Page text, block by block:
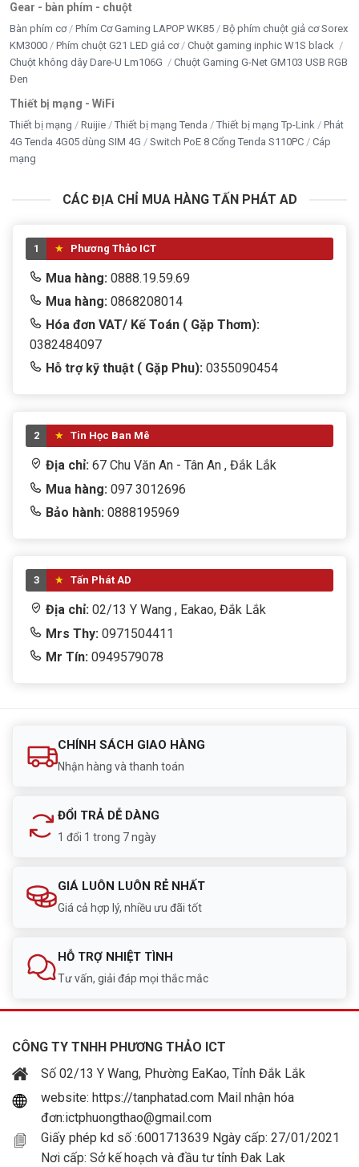
Gear - bàn phím - chuột
Bàn phím cơ Phím Cơ Gaming LAPOP WK85
Bộ phím chuột giả cơ Sorex
KM3000
Phím chuột G21 LED giả cơ
Chuột gaming inphic W1S black
Chuột không dây Dare-U Lm106G
Chuột Gaming G-Net GM103 USB RGB
Đen
Thiết bị mạng - WiFi
Thiết bị mạng Ruijie Thiết bị mạng Tenda Thiết bị mạng Tp-Link
Phát
4G Tenda 4G05 dùng SIM 4G
Switch PoE 8 Cổng Tenda S110PC
Cáp
mạng
CÁC ĐỊA CHỈ MUA HÀNG TẤN PHÁT AD
1 Phương Thảo ICT
Mua hàng: 0888.19.59.69
Mua hàng: 0868208014
Hóa đơn VAT/ Kế Toán ( Gặp Thơm):
0382484097
Hỗ trợ kỹ thuật ( Gặp Phu): 0355090454
2 Tin Học Ban Mê
Địa chỉ: 67 Chu Văn An - Tân An , Đắk Lắk
Mua hàng: 097 3012696
Bảo hành: 0888195969
3 Tấn Phát AD
Địa chỉ: 02/13 Y Wang , Eakao, Đắk Lắk
Mrs Thy: 0971504411
Mr Tín: 0949579078
CHÍNH SÁCH GIAO HÀNG
Nhận hàng và thanh toán
ĐỔI TRẢ DỄ DÀNG
1 đổi 1 trong 7 ngày
GIÁ LUÔN LUÔN RẺ NHẤT
Giá cả hợp lý, nhiều ưu đãi tốt
HỖ TRỢ NHIỆT TÌNH
Tư vấn, giải đáp mọi thắc mắc
CÔNG TY TNHH PHƯƠNG THẢO ICT
Số 02/13 Y Wang, Phường EaKao, Tỉnh Đắk Lắk
website: https://tanphatad.com Mail nhận hóa
đơn:ictphuongthao@gmail.com
Giấy phép kd số :6001713639 Ngày cấp: 27/01/2021
Nơi cấp: Sở kế hoạch và đầu tư tỉnh Đak Lak